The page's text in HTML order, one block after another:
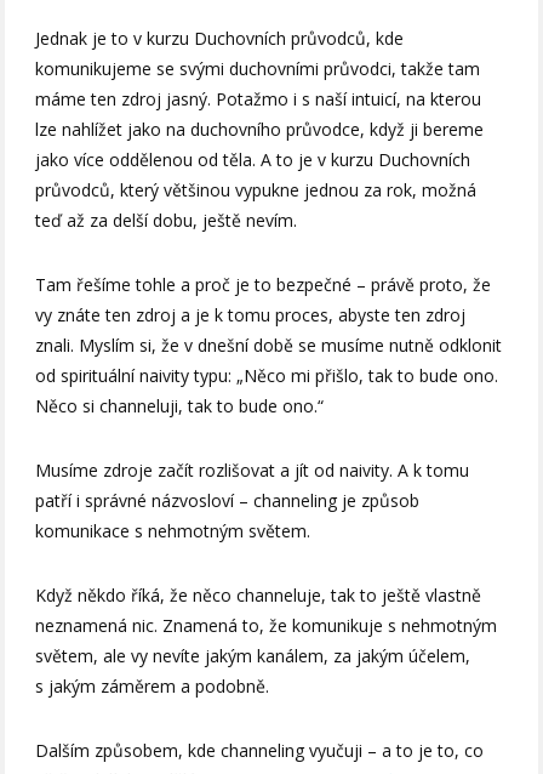
Jednak je to v kurzu Duchovních průvodců, kde
komunikujeme se svými duchovními průvodci, takže tam
máme ten zdroj jasný. Potažmo i s naší intuicí, na kterou
lze nahlížet jako na duchovního průvodce, když ji bereme
jako více oddělenou od těla. A to je v kurzu Duchovních
průvodců, který většinou vypukne jednou za rok, možná
teď až za delší dobu, ještě nevím.
Tam řešíme tohle a proč je to bezpečné – právě proto, že
vy znáte ten zdroj a je k tomu proces, abyste ten zdroj
znali. Myslím si, že v dnešní době se musíme nutně odklonit
od spirituální naivity typu: „Něco mi přišlo, tak to bude ono.
Něco si channeluji, tak to bude ono.“
Musíme zdroje začít rozlišovat a jít od naivity. A k tomu
patří i správné názvosloví – channeling je způsob
komunikace s nehmotným světem.
Když někdo říká, že něco channeluje, tak to ještě vlastně
neznamená nic. Znamená to, že komunikuje s nehmotným
světem, ale vy nevíte jakým kanálem, za jakým účelem,
s jakým záměrem a podobně.
Dalším způsobem, kde channeling vyučuji – a to je to, co